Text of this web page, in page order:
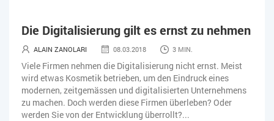
Die Digitalisierung gilt es ernst zu nehmen
ALAIN ZANOLARI 08.03.2018 3 MIN.
Viele Firmen nehmen die Digitalisierung nicht ernst. Meist
wird etwas Kosmetik betrieben, um den Eindruck eines
modernen, zeitgemässen und digitalisierten Unternehmens
zu machen. Doch werden diese Firmen überleben? Oder
werden Sie von der Entwicklung überrollt?...